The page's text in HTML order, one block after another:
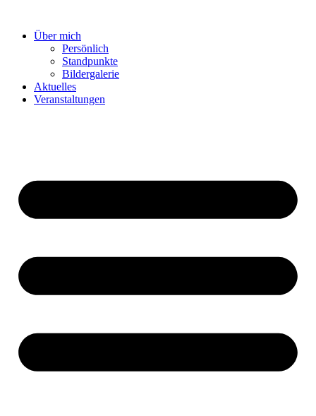
springenÜber mich
Persönlich
Standpunkte
Bildergalerie
Aktuelles
Veranstaltungen